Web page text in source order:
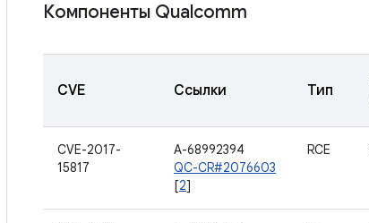
Компоненты Qualcomm
CVE Ссылки Тип
CVE-2017-
15817
A-68992394
QC-CR#2076603
[2]
RCE